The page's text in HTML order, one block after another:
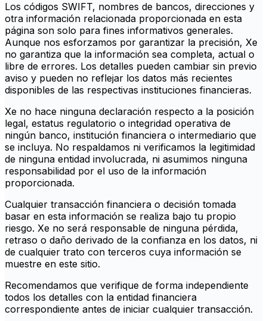
Los códigos SWIFT, nombres de bancos, direcciones y
otra información relacionada proporcionada en esta
página son solo para fines informativos generales.
Aunque nos esforzamos por garantizar la precisión, Xe
no garantiza que la información sea completa, actual o
libre de errores. Los detalles pueden cambiar sin previo
aviso y pueden no reflejar los datos más recientes
disponibles de las respectivas instituciones financieras.
Xe no hace ninguna declaración respecto a la posición
legal, estatus regulatorio o integridad operativa de
ningún banco, institución financiera o intermediario que
se incluya. No respaldamos ni verificamos la legitimidad
de ninguna entidad involucrada, ni asumimos ninguna
responsabilidad por el uso de la información
proporcionada.
Cualquier transacción financiera o decisión tomada
basar en esta información se realiza bajo tu propio
riesgo. Xe no será responsable de ninguna pérdida,
retraso o daño derivado de la confianza en los datos, ni
de cualquier trato con terceros cuya información se
muestre en este sitio.
Recomendamos que verifique de forma independiente
todos los detalles con la entidad financiera
correspondiente antes de iniciar cualquier transacción.